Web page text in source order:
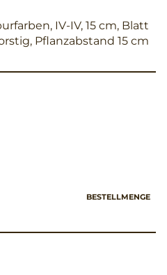
IV-IV, 15 cm, Blatt
Pflanzabstand 15 cm
BESTELLMENGE